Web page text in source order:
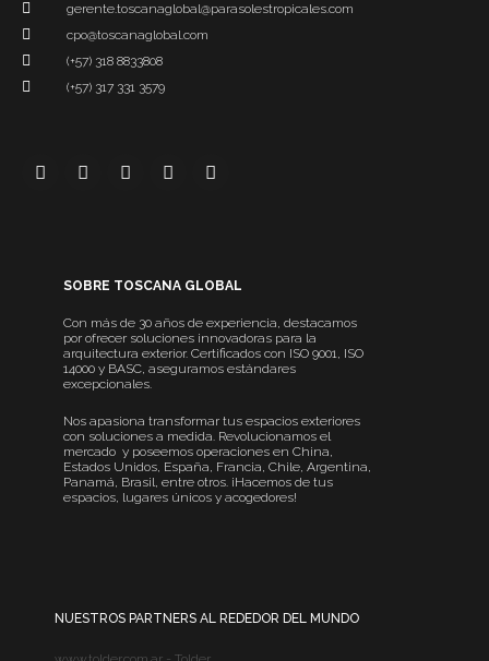
gerente.toscanaglobal@parasolestropicales.com
cpo@toscanaglobal.com
(+57) 318 8833808
(+57) 317 331 3579
SOBRE TOSCANA GLOBAL
Con más de 30 años de experiencia, destacamos
por ofrecer soluciones innovadoras para la
arquitectura exterior. Certificados con ISO 9001, ISO
14000 y BASC, aseguramos estándares
excepcionales.
Nos apasiona transformar tus espacios exteriores
con soluciones a medida. Revolucionamos el
mercado y poseemos operaciones en China,
Estados Unidos, España, Francia, Chile, Argentina,
Panamá, Brasil, entre otros. ¡Hacemos de tus
espacios, lugares únicos y acogedores!
NUESTROS PARTNERS AL REDEDOR DEL MUNDO